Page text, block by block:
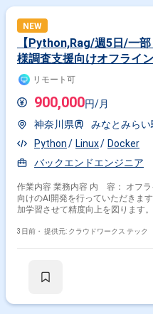
た同期コミュニケーションと、
ミュニケーションを組み合わせた開発スタイル
普段はリモートですが、月1回程度
（おおよそ3ヶ月ごと）には1週間
料IDEやAI開発支援ツールなど、必
NEW
【Python,Rag/週5日/一
様調査支援向けオフライ
リモート可
900,000円/月
神奈川県
みなとみらい
Python
Linux
Docker
バックエンドエンジニア
作業内容 業務内容 内 容： オフラ
向けのAI開発を行っていただきま
加学習させて精度向上を図ります
ング前後のモデル検証、評価報告を実施し
3日前・ 提供元: クラウドワークス テック